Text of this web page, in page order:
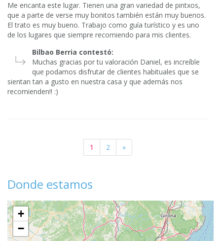
Me encanta este lugar. Tienen una gran variedad de pintxos,
que a parte de verse muy bonitos también están muy buenos.
El trato es muy bueno. Trabajo como guía turístico y es uno
de los lugares que siempre recomiendo para mis clientes.
Bilbao Berria contestó:
Muchas gracias por tu valoración Daniel, es increíble
que podamos disfrutar de clientes habituales que se
sientan tan a gusto en nuestra casa y que además nos
recomienden!! :)
1 2 »
Donde estamos
+
−